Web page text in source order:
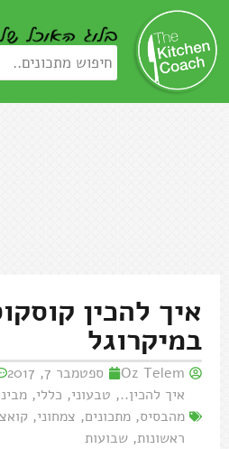
איך להכין
במיקרוגל
Oz Telem ספטמבר 7, 2017
איך להכין.., טבעוני, כללי,
מהבסיס, מתכונים, צמחוני,
ראשונות, שבועות